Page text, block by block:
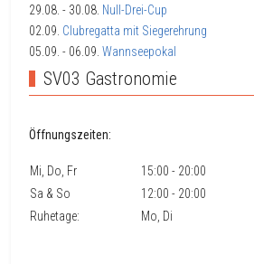
29.08. - 30.08. Null-Drei-Cup
02.09. Clubregatta mit Siegerehrung
05.09. - 06.09. Wannseepokal
SV03 Gastronomie
Öffnungszeiten:
Mi, Do, Fr
15:00 - 20:00
Sa & So
12:00 - 20:00
Ruhetage:
Mo, Di